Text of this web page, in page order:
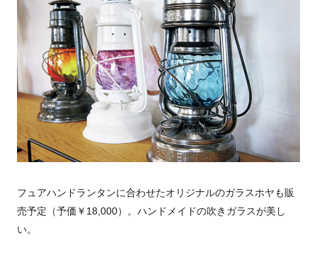
フュアハンドランタンに合わせたオリジナルのガラスホヤも販
売予定（予価￥18,000）。ハンドメイドの吹きガラスが美し
い。